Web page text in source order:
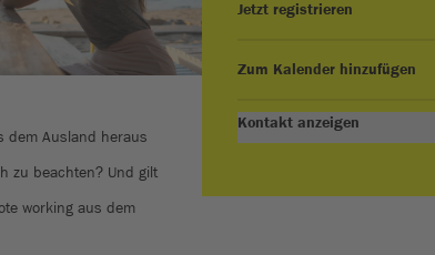
dem Ausland heraus
zu beachten? Und gilt
working aus dem
Jetzt registrieren
Zum Kalender hinzufügen
Kontakt anzeigen